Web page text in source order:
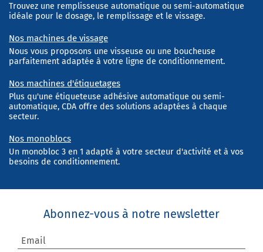
Trouvez une remplisseuse automatique ou semi-automatique
idéale pour le dosage, le remplissage et le vissage.
Nos machines de vissage
Nous vous proposons une visseuse ou une boucheuse
parfaitement adaptée à votre ligne de conditionnement.
Nos machines d'étiquetages
Plus qu'une étiqueteuse adhésive automatique ou semi-
automatique, CDA offre des solutions adaptées à chaque
secteur.
Nos monoblocs
Un monobloc 3 en 1 adapté à votre secteur d'activité et à vos
besoins de conditionnement.
Abonnez-vous à notre newsletter
Email